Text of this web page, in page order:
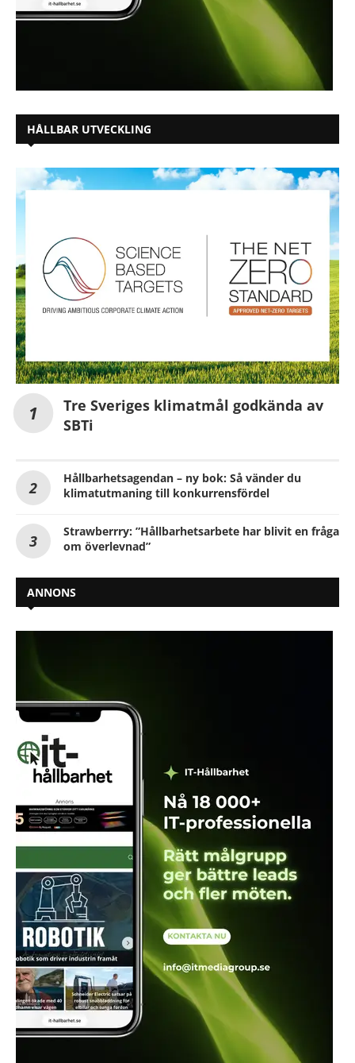
HÅLLBAR UTVECKLING
Tre Sveriges klimatmål godkända av
SBTi
Hållbarhetsagendan – ny bok: Så vänder du
klimatutmaning till konkurrensfördel
Strawberrry: ”Hållbarhetsarbete har blivit en fråga
om överlevnad”
ANNONS